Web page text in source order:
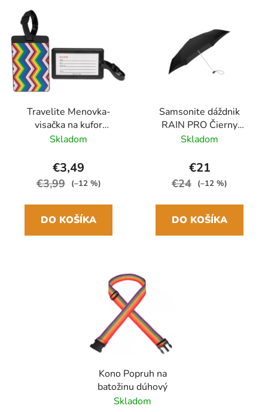
Travelite Menovka-
visačka na kufor
Multicolor Waves
Skladom
€3,49
€3,99 (–12 %)
DO KOŠÍKA
Samsonite dáždnik
RAIN PRO Čierny
skladací manuálny
Skladom
€21
€24 (–12 %)
DO KOŠÍKA
Kono Popruh na
batožinu dúhový
Skladom